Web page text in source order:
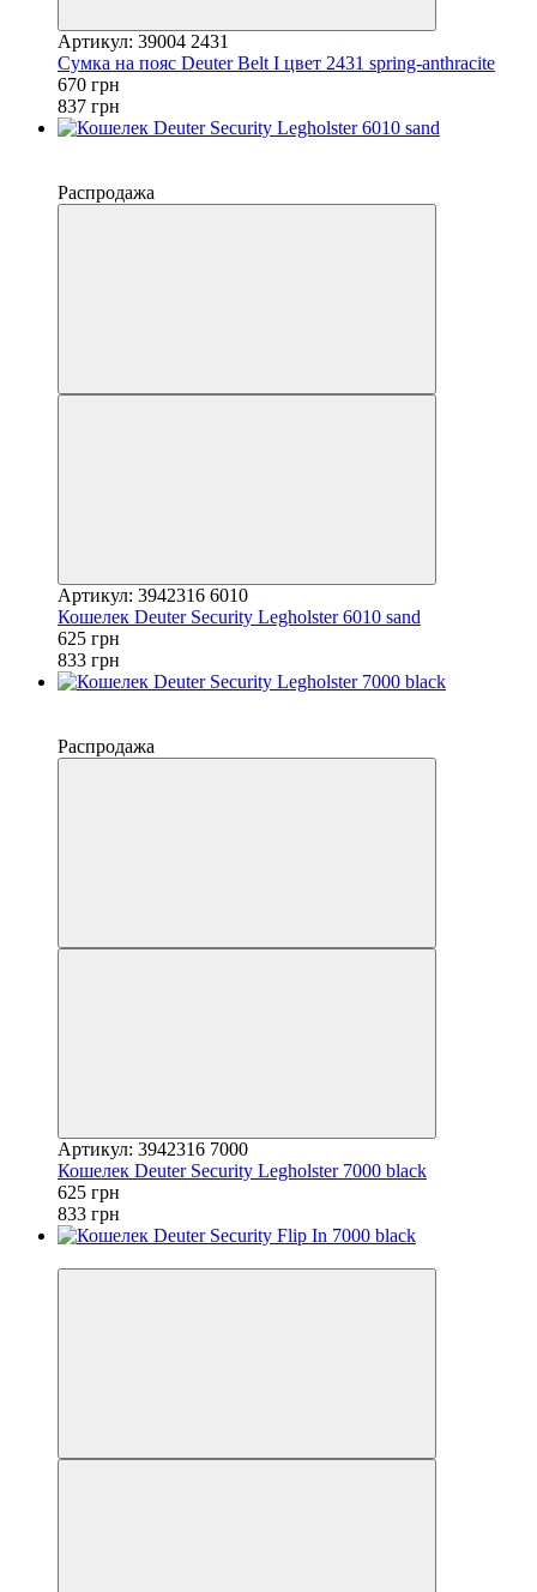
Артикул: 39004 2431
Сумка на пояс Deuter Belt I цвет 2431 spring-anthracite
670 грн
837 грн
Распродажа
Артикул: 3942316 6010
Кошелек Deuter Security Legholster 6010 sand
625 грн
833 грн
Распродажа
Артикул: 3942316 7000
Кошелек Deuter Security Legholster 7000 black
625 грн
833 грн